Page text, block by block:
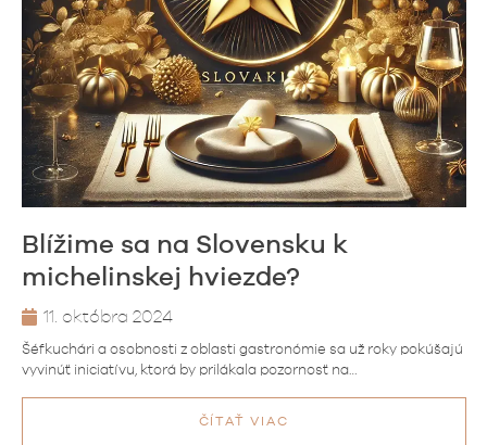
Blížime sa na Slovensku k
michelinskej hviezde?
11. októbra 2024
Šéfkuchári a osobnosti z oblasti gastronómie sa už roky pokúšajú
vyvinúť iniciatívu, ktorá by prilákala pozornosť na…
ČÍTAŤ VIAC